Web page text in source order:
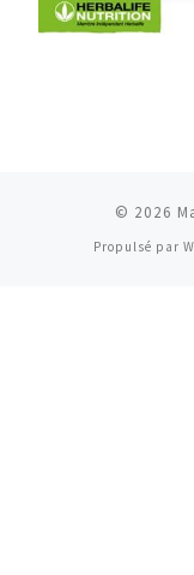
© 2026
Propulsé par